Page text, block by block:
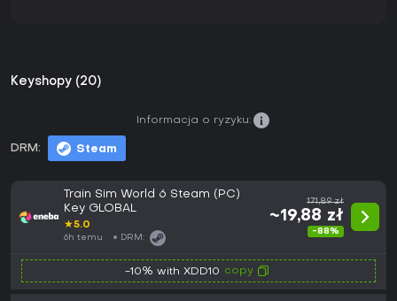
Keyshopy (20)
DRM: Steam
Informacja o ryzyku:
Train Sim World 6 Steam (PC)
Key GLOBAL
★5.0
6h temu DRM:
171,89 zł
~19,88 zł
-88%
-10% with XDD10 copy